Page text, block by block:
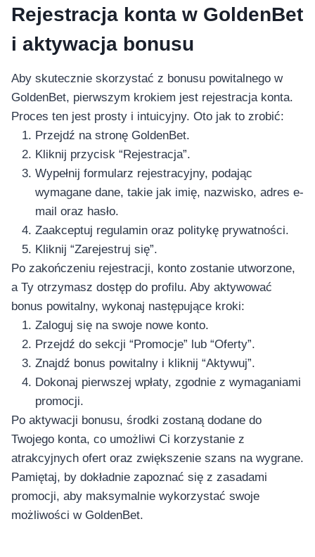
Rejestracja konta w GoldenBet
i aktywacja bonusu
Aby skutecznie skorzystać z bonusu powitalnego w
GoldenBet, pierwszym krokiem jest rejestracja konta.
Proces ten jest prosty i intuicyjny. Oto jak to zrobić:
Przejdź na stronę GoldenBet.
Kliknij przycisk “Rejestracja”.
Wypełnij formularz rejestracyjny, podając
wymagane dane, takie jak imię, nazwisko, adres e-
mail oraz hasło.
Zaakceptuj regulamin oraz politykę prywatności.
Kliknij “Zarejestruj się”.
Po zakończeniu rejestracji, konto zostanie utworzone,
a Ty otrzymasz dostęp do profilu. Aby aktywować
bonus powitalny, wykonaj następujące kroki:
Zaloguj się na swoje nowe konto.
Przejdź do sekcji “Promocje” lub “Oferty”.
Znajdź bonus powitalny i kliknij “Aktywuj”.
Dokonaj pierwszej wpłaty, zgodnie z wymaganiami
promocji.
Po aktywacji bonusu, środki zostaną dodane do
Twojego konta, co umożliwi Ci korzystanie z
atrakcyjnych ofert oraz zwiększenie szans na wygrane.
Pamiętaj, by dokładnie zapoznać się z zasadami
promocji, aby maksymalnie wykorzystać swoje
możliwości w GoldenBet.